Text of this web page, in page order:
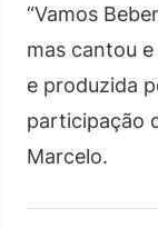
“Vamos
mas cantou
e produzida
participação
Marcelo.